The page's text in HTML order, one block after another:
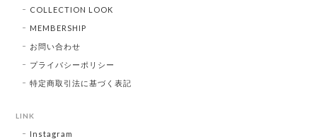
COLLECTION LOOK
MEMBERSHIP
お問い合わせ
プライバシーポリシー
特定商取引法に基づく表記
LINK
Instagram